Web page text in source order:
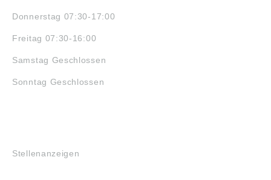
Donnerstag 07:30-17:00
Freitag 07:30-16:00
Samstag Geschlossen
Sonntag Geschlossen
Stellenanzeigen